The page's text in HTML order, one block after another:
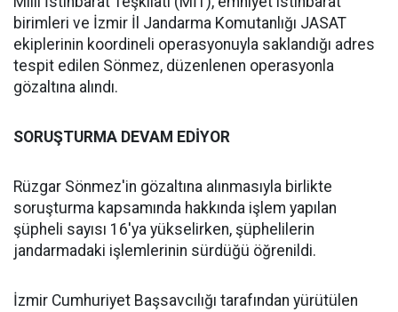
birimleri ve İzmir İl Jandarma Komutanlığı JASAT
ekiplerinin koordineli operasyonuyla saklandığı adres
tespit edilen Sönmez, düzenlenen operasyonla
gözaltına alındı.
SORUŞTURMA DEVAM EDİYOR
Rüzgar Sönmez'in gözaltına alınmasıyla birlikte
soruşturma kapsamında hakkında işlem yapılan
şüpheli sayısı 16'ya yükselirken, şüphelilerin
jandarmadaki işlemlerinin sürdüğü öğrenildi.
İzmir Cumhuriyet Başsavcılığı tarafından yürütülen